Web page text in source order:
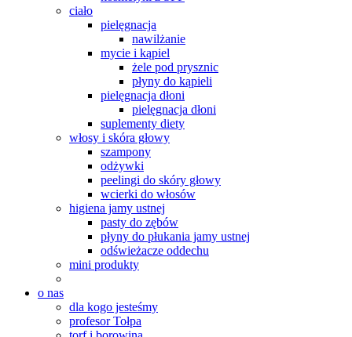
ciało
pielęgnacja
nawilżanie
mycie i kąpiel
żele pod prysznic
płyny do kąpieli
pielęgnacja dłoni
pielęgnacja dłoni
suplementy diety
włosy i skóra głowy
szampony
odżywki
peelingi do skóry głowy
wcierki do włosów
higiena jamy ustnej
pasty do zębów
płyny do płukania jamy ustnej
odświeżacze oddechu
mini produkty
o nas
dla kogo jesteśmy
profesor Tołpa